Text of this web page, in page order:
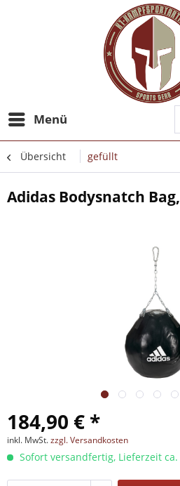
Menü
Übersicht gefüllt
Adidas Bodysnatch
184,90 € *
inkl. MwSt.zzgl. Versandkosten
Sofort versandfertig, Lieferzeit ca.